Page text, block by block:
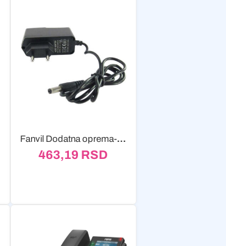
Fanvil Dodatna oprema-Adapter 5.0V 0.6A
463,19 RSD